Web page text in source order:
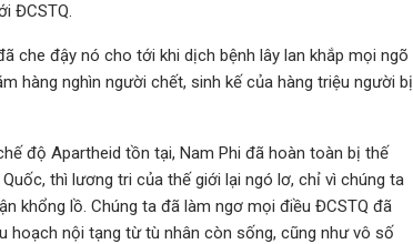
ĐCSTQ.
che đậy nó cho tới khi dịch bệnh lây lan khắp mọi ngõ
hàng nghìn người chết, sinh kế của hàng triệu người bị
độ Apartheid tồn tại, Nam Phi đã hoàn toàn bị thế
thì lương tri của thế giới lại ngó lơ, chỉ vì chúng ta
khổng lồ. Chúng ta đã làm ngơ mọi điều ĐCSTQ đã
hoạch nội tạng từ tù nhân còn sống, cũng như vô số